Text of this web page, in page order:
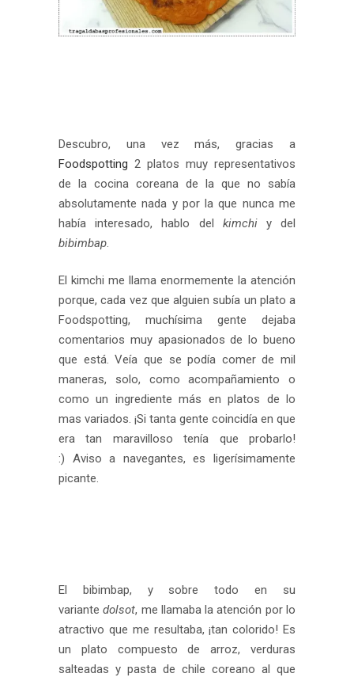
Descubro, una vez más, gracias a
Foodspotting 2 platos muy representativos
de la cocina coreana de la que no sabía
absolutamente nada y por la que nunca me
había interesado, hablo del kimchiy del
bibimbap.
El kimchi me llama enormemente la atención
porque, cada vez que alguien subía un plato a
Foodspotting, muchísima gente dejaba
comentarios muy apasionados de lo bueno
que está. Veía que se podía comer de mil
maneras, solo, como acompañamiento o
como un ingrediente más en platos de lo
mas variados. ¡Si tanta gente coincidía en que
era tan maravilloso tenía que probarlo!
:) Aviso a navegantes, es ligerísimamente
picante.
El bibimbap, y sobre todo en su
variante dolsot, me llamaba la atención por lo
atractivo que me resultaba, ¡tan colorido! Es
un plato compuesto de arroz, verduras
salteadas y pasta de chile coreano al que